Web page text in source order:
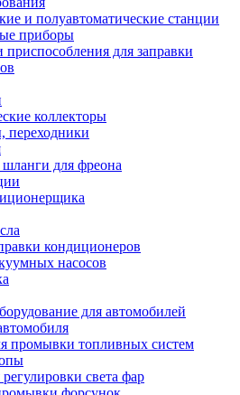
и полуавтоматические станции
приборы
приспособления для заправки
коллекторы
переходники
для фреона
кондиционеров
насосов
для автомобилей
промывки топливных систем
света фар